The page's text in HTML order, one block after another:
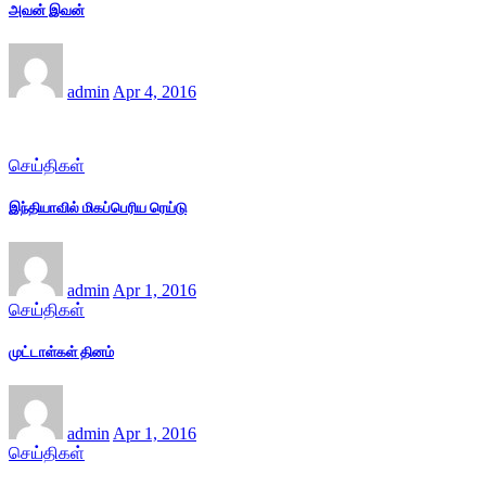
அவன் இவன்
admin Apr 4, 2016
செய்திகள்
இந்தியாவில் மிகப்பெரிய ரெய்டு
admin Apr 1, 2016
செய்திகள்
முட்டாள்கள் தினம்
admin Apr 1, 2016
செய்திகள்